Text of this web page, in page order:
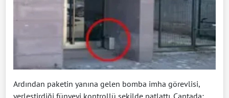
Ardından paketin yanına gelen bomba imha görevlisi,
yerleştirdiği fünyeyi kontrollü şekilde patlattı. Çantada;